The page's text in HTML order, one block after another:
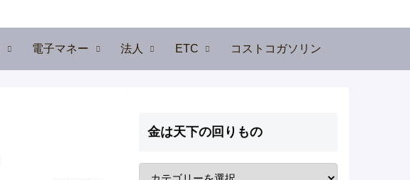
電子マネー 法人 ETC コストコガソリン
金は天下の回りもの